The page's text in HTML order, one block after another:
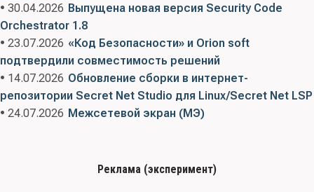
• 30.04.2026 Выпущена новая версия Security Code
Orchestrator 1.8
• 23.07.2026 «Код Безопасности» и Orion soft
подтвердили совместимость решений
• 14.07.2026 Обновление сборки в интернет-
репозитории Secret Net Studio для Linux/Secret Net LSP
• 24.07.2026 Межсетевой экран (МЭ)
Реклама (эксперимент)